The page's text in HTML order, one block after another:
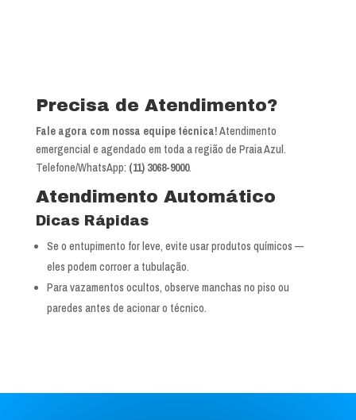
Precisa de Atendimento?
Fale agora com nossa equipe técnica!Atendimento
emergencial e agendado em toda a região de Praia Azul.
Telefone/WhatsApp: (11) 3068-9000.
Atendimento Automático
Dicas Rápidas
Se o entupimento for leve, evite usar produtos químicos —
eles podem corroer a tubulação.
Para vazamentos ocultos, observe manchas no piso ou
paredes antes de acionar o técnico.